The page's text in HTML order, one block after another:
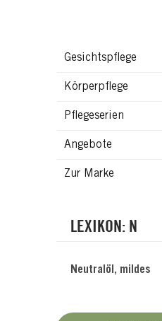
Gesichtspflege
Körperpflege
Pflegeserien
Angebote
Zur Marke
LEXIKON: N
Neutralöl, mildes